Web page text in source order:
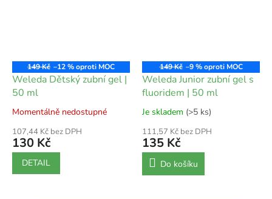
149 Kč –12 %
Weleda Dětský zubní gel |
50 ml
Momentálně nedostupné
107,44 Kč bez DPH
130 Kč
DETAIL
149 Kč –9 %
Weleda Junior zubní gel s
fluoridem | 50 ml
Je skladem (>5 ks)
111,57 Kč bez DPH
135 Kč
Do košíku